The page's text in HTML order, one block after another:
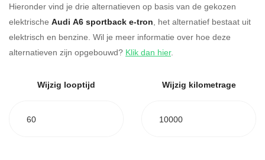
Hieronder vind je drie alternatieven op basis van de gekozen
elektrische Audi A6 sportback e-tron, het alternatief bestaat uit
elektrisch en benzine. Wil je meer informatie over hoe deze
alternatieven zijn opgebouwd? Klik dan hier.
Wijzig looptijd
60
Wijzig kilometrage
10000